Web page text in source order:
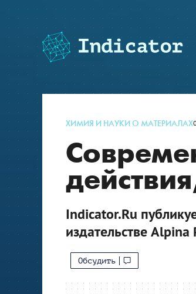
ХИМИЯ И НАУКИ О МАТЕРИАЛАХ
Indicator.Ru
издательстве
Обсудить